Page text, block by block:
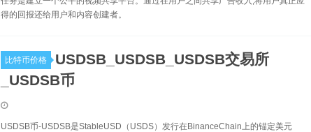
得的回报还给用户和内容创建者。
比特币价格
USDSB_USDSB_USDSB交易所
_USDSB币
USDSB币-USDSB是StableUSD（USDS）发行在BinanceChain上的锚定美元